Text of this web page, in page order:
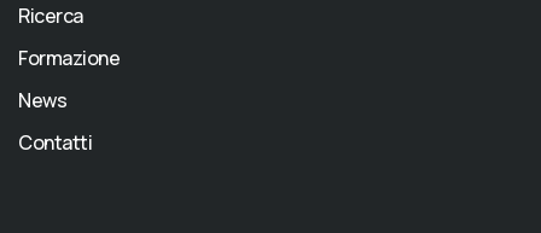
Ricerca
Formazione
News
Contatti